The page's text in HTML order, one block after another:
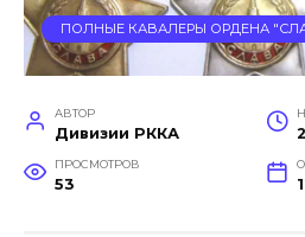
ПОЛНЫЕ КАВАЛЕРЫ ОРДЕНА
АВТОР
Дивизии РККА
ПРОСМОТРОВ
53